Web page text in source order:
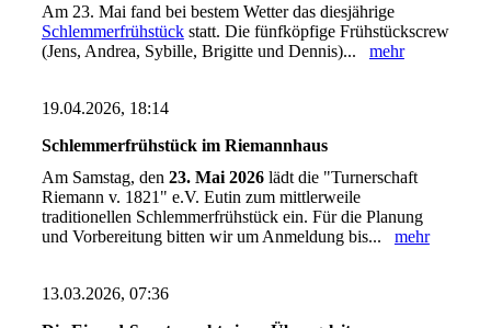
Am 23. Mai fand bei bestem Wetter das diesjährige
Schlemmerfrühstückstatt. Die fünfköpfige Frühstückscrew
(Jens, Andrea, Sybille, Brigitte und Dennis)... mehr
19.04.2026, 18:14
Schlemmerfrühstück im Riemannhaus
Am Samstag, den 23. Mai 2026lädt die "Turnerschaft
Riemann v. 1821" e.V. Eutin zum mittlerweile
traditionellen Schlemmerfrühstück ein. Für die Planung
und Vorbereitung bitten wir um Anmeldung bis... mehr
13.03.2026, 07:36